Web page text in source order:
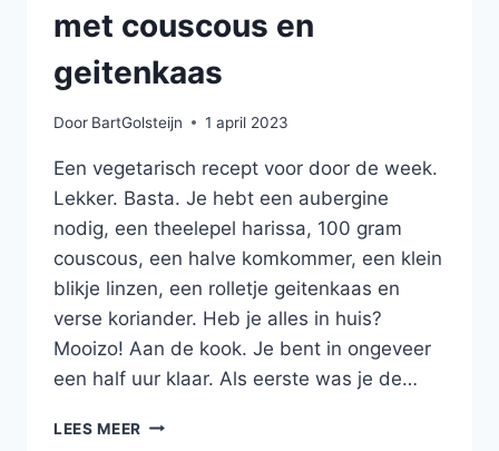
met couscous en
geitenkaas
Door BartGolsteijn 1 april 2023
Een vegetarisch recept voor door de week.
Lekker. Basta. Je hebt een aubergine
nodig, een theelepel harissa, 100 gram
couscous, een halve komkommer, een klein
blikje linzen, een rolletje geitenkaas en
verse koriander. Heb je alles in huis?
Mooizo! Aan de kook. Je bent in ongeveer
een half uur klaar. Als eerste was je de…
LEES MEER GEROOSTERDE